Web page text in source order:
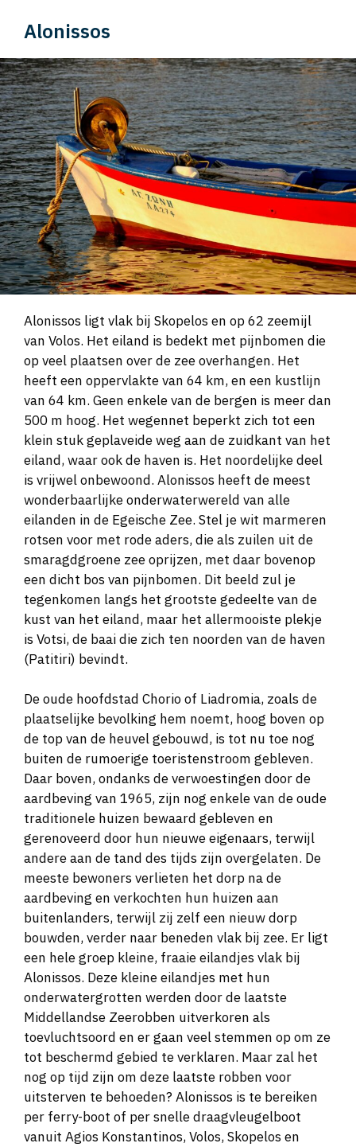
Alonissos
Alonissos ligt vlak bij Skopelos en op 62 zeemijl
van Volos. Het eiland is bedekt met pijnbomen die
op veel plaatsen over de zee overhangen. Het
heeft een oppervlakte van 64 km, en een kustlijn
van 64 km. Geen enkele van de bergen is meer dan
500 m hoog. Het wegennet beperkt zich tot een
klein stuk geplaveide weg aan de zuidkant van het
eiland, waar ook de haven is. Het noordelijke deel
is vrijwel onbewoond. Alonissos heeft de meest
wonderbaarlijke onderwaterwereld van alle
eilanden in de Egeische Zee. Stel je wit marmeren
rotsen voor met rode aders, die als zuilen uit de
smaragdgroene zee oprijzen, met daar bovenop
een dicht bos van pijnbomen. Dit beeld zul je
tegenkomen langs het grootste gedeelte van de
kust van het eiland, maar het allermooiste plekje
is Votsi, de baai die zich ten noorden van de haven
(Patitiri) bevindt.
De oude hoofdstad Chorio of Liadromia, zoals de
plaatselijke bevolking hem noemt, hoog boven op
de top van de heuvel gebouwd, is tot nu toe nog
buiten de rumoerige toeristenstroom gebleven.
Daar boven, ondanks de verwoestingen door de
aardbeving van 1965, zijn nog enkele van de oude
traditionele huizen bewaard gebleven en
gerenoveerd door hun nieuwe eigenaars, terwijl
andere aan de tand des tijds zijn overgelaten. De
meeste bewoners verlieten het dorp na de
aardbeving en verkochten hun huizen aan
buitenlanders, terwijl zij zelf een nieuw dorp
bouwden, verder naar beneden vlak bij zee. Er ligt
een hele groep kleine, fraaie eilandjes vlak bij
Alonissos. Deze kleine eilandjes met hun
onderwatergrotten werden door de laatste
Middellandse Zeerobben uitverkoren als
toevluchtsoord en er gaan veel stemmen op om ze
tot beschermd gebied te verklaren. Maar zal het
nog op tijd zijn om deze laatste robben voor
uitsterven te behoeden? Alonissos is te bereiken
per ferry-boot of per snelle draagvleugelboot
vanuit Agios Konstantinos, Volos, Skopelos en